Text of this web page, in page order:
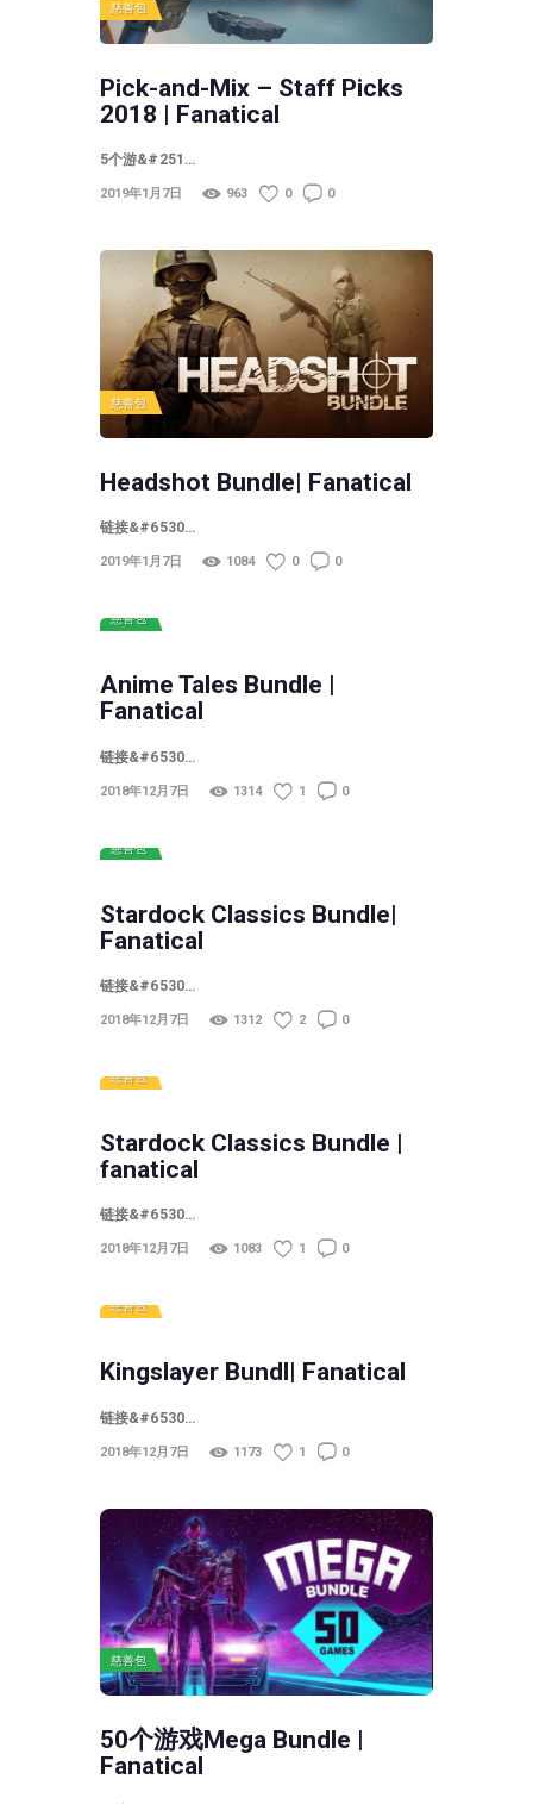
慈善包
Pick-and-Mix – Staff Picks
2018 | Fanatical
5个游&#251…
2019年1月7日 963 0 0
慈善包
Headshot Bundle| Fanatical
链接&#6530…
2019年1月7日 1084 0 0
慈善包
Anime Tales Bundle |
Fanatical
链接&#6530…
2018年12月7日 1314 1 0
慈善包
Stardock Classics Bundle|
Fanatical
链接&#6530…
2018年12月7日 1312 2 0
慈善包
Stardock Classics Bundle |
fanatical
链接&#6530…
2018年12月7日 1083 1 0
慈善包
Kingslayer Bundl| Fanatical
链接&#6530…
2018年12月7日 1173 1 0
慈善包
50个游戏Mega Bundle |
Fanatical